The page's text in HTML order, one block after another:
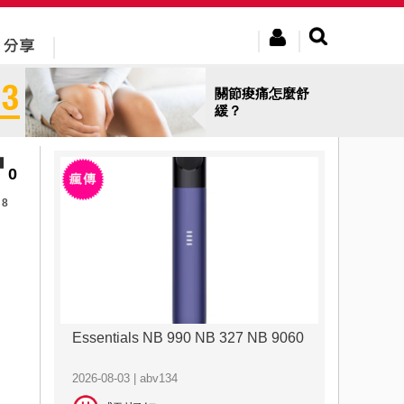
關節痠痛怎麼舒
緩？
0
8
Essentials NB 990 NB 327 NB 9060
2026-08-03 | abv134